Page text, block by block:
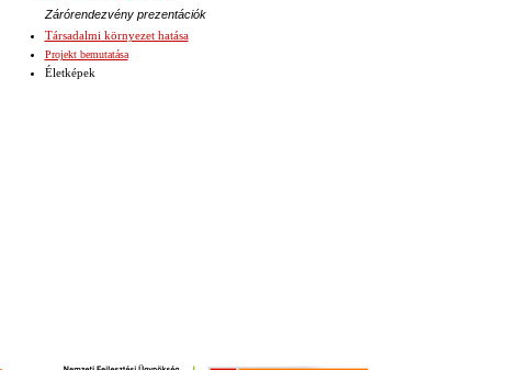
Zárórendezvény prezentációk
Társadalmi környezet hatása
Projekt bemutatása
Életképek